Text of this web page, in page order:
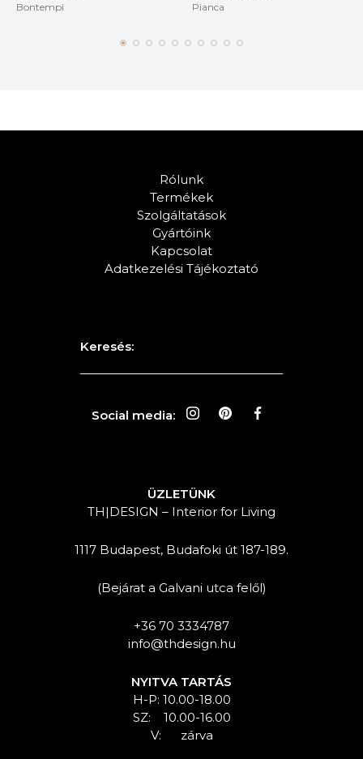
Bontempi Pianca
Rólunk
Termékek
Szolgáltatások
Gyártóink
Kapcsolat
Adatkezelési Tájékoztató
Keresés:
Social media:
ÜZLETÜNK
TH|DESIGN – Interior for Living
1117 Budapest, Budafoki út 187-189.
(Bejárat a Galvani utca felől)
+36 70 3334787
info@thdesign.hu
NYITVA TARTÁS
H-P: 10.00-18.00
SZ: 10.00-16.00
V: zárva